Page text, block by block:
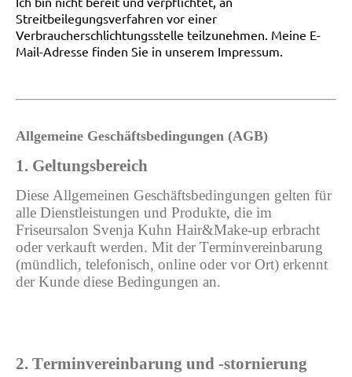
Streitbeilegungsverfahren vor einer
Verbraucherschlichtungsstelle teilzunehmen. Meine E-
Mail-Adresse finden Sie in unserem Impressum.
Allgemeine Geschäftsbedingungen (AGB)
1. Geltungsbereich
Diese Allgemeinen Geschäftsbedingungen gelten für
alle Dienstleistungen und Produkte, die im
Friseursalon Svenja Kuhn Hair&Make-up erbracht
oder verkauft werden. Mit der Terminvereinbarung
(mündlich, telefonisch, online oder vor Ort) erkennt
der Kunde diese Bedingungen an.
2. Terminvereinbarung und -stornierung